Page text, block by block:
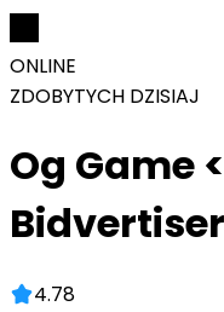
ONLINE
ZDOBYTYCH DZISIAJ
Og Game
4.78